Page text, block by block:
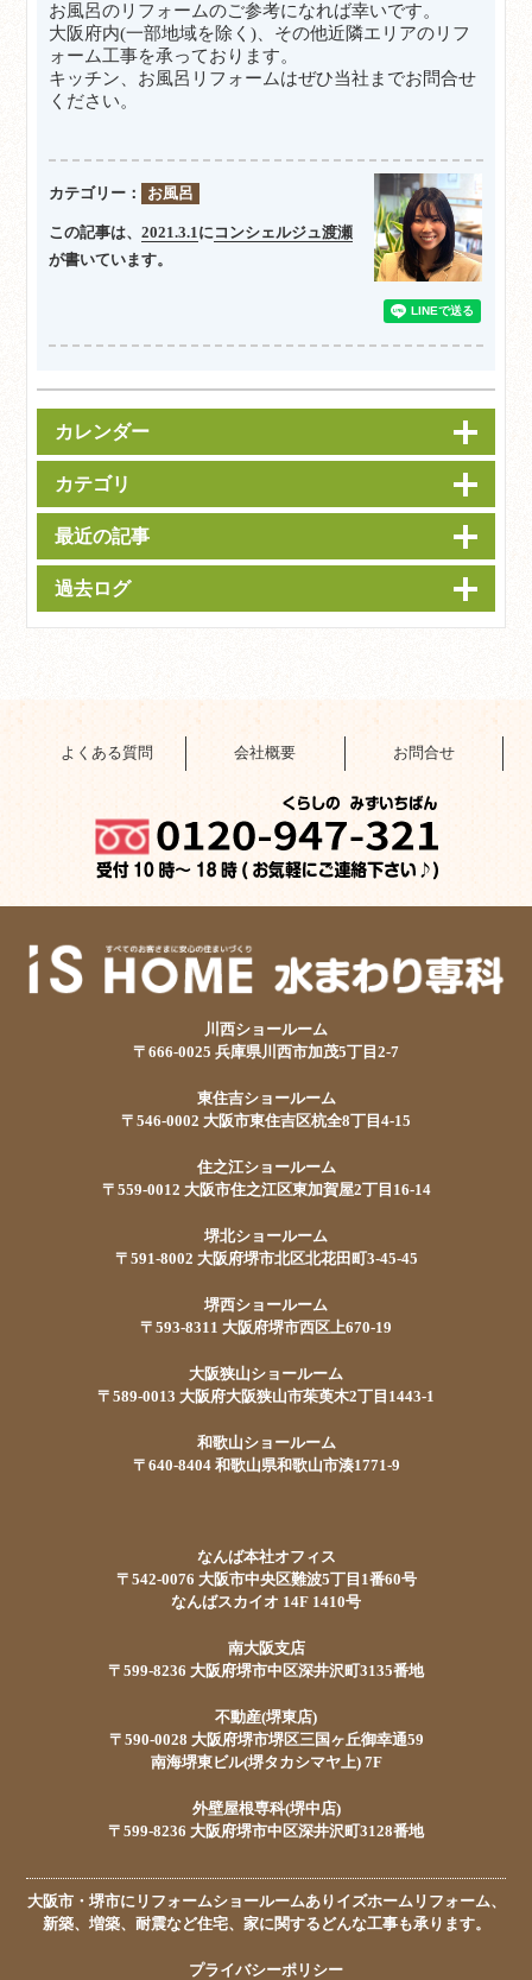
お風呂のリフォームのご参考になれば幸いです。
大阪府内(一部地域を除く)、 その他近隣エリアのリフ
ォーム工事を承っております。
キッチン、お風呂リフォームはぜひ当社までお問合せ
ください。
カテゴリー： お風呂
この記事は、2021.3.1にコンシェルジュ渡瀬
が書いています。
カレンダー
カテゴリ
最近の記事
過去ログ
よくある質問 会社概要 お問合せ
川西ショールーム
〒666-0025 兵庫県川西市加茂5丁目2-7
東住吉ショールーム
〒546-0002 大阪市東住吉区杭全8丁目4-15
住之江ショールーム
〒559-0012 大阪市住之江区東加賀屋2丁目16-14
堺北ショールーム
〒591-8002 大阪府堺市北区北花田町3-45-45
堺西ショールーム
〒593-8311 大阪府堺市西区上670-19
大阪狭山ショールーム
〒589-0013 大阪府大阪狭山市茱萸木2丁目1443-1
和歌山ショールーム
〒640-8404 和歌山県和歌山市湊1771-9
なんば本社オフィス
〒542-0076 大阪市中央区難波5丁目1番60号
なんばスカイオ 14F 1410号
南大阪支店
〒599-8236 大阪府堺市中区深井沢町3135番地
不動産(堺東店)
〒590-0028 大阪府堺市堺区三国ヶ丘御幸通59
南海堺東ビル(堺タカシマヤ上) 7F
外壁屋根専科(堺中店)
〒599-8236 大阪府堺市中区深井沢町3128番地
大阪市・堺市にリフォームショールームありイズホームリフォーム、
新築、増築、耐震など住宅、家に関するどんな工事も承ります。
プライバシーポリシー